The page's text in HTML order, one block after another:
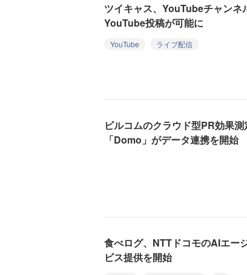
ツイキャス、YouTubeチャンネ
YouTube投稿が可能に
YouTube
ライブ配信
ビルコムのクラウド型PR効果
「Domo」がデータ連携を開始
食べログ、NTTドコモのAIエー
ビス提供を開始